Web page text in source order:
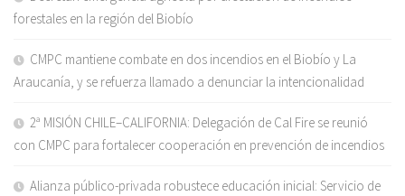
forestales en la región del Biobío
CMPC mantiene combate en dos incendios en el Biobío y La
Araucanía, y se refuerza llamado a denunciar la intencionalidad
2ª MISIÓN CHILE–CALIFORNIA: Delegación de Cal Fire se reunió
con CMPC para fortalecer cooperación en prevención de incendios
Alianza público-privada robustece educación inicial: Servicio de